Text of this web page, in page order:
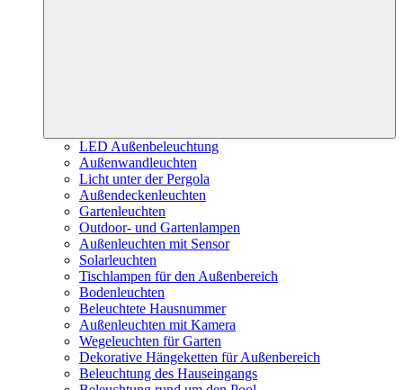
LED Außenbeleuchtung
Außenwandleuchten
Licht unter der Pergola
Außendeckenleuchten
Gartenleuchten
Outdoor- und Gartenlampen
Außenleuchten mit Sensor
Solarleuchten
Tischlampen für den Außenbereich
Bodenleuchten
Beleuchtete Hausnummer
Außenleuchten mit Kamera
Wegeleuchten für Garten
Dekorative Hängeketten für Außenbereich
Beleuchtung des Hauseingangs